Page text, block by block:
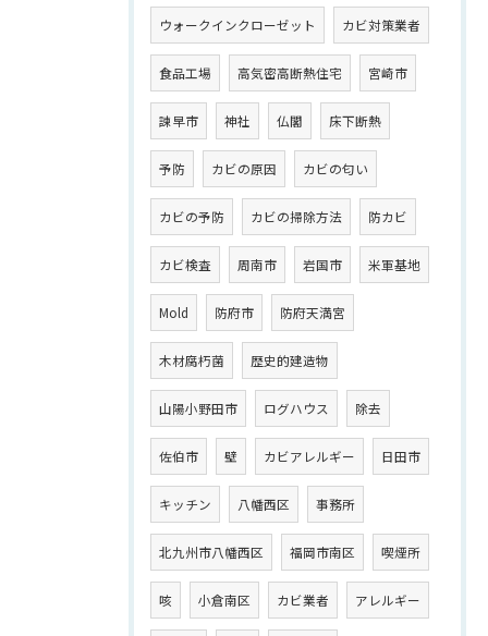
ウォークインクローゼット カビ対策業者
食品工場 高気密高断熱住宅 宮崎市
諫早市 神社 仏閣 床下断熱
予防 カビの原因 カビの匂い
カビの予防 カビの掃除方法 防カビ
カビ検査 周南市 岩国市 米軍基地
Mold 防府市 防府天満宮
木材腐朽菌 歴史的建造物
山陽小野田市 ログハウス 除去
佐伯市 壁 カビアレルギー 日田市
キッチン 八幡西区 事務所
北九州市八幡西区 福岡市南区 喫煙所
咳 小倉南区 カビ業者 アレルギー